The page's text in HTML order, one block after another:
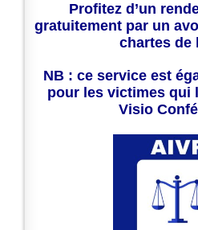
Profitez d’un
gratuitement par un
chartes de
NB : ce service est
pour les victimes qui
Visio